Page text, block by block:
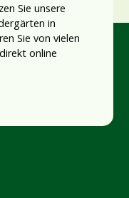
Sie unsere
in
Sie von vielen
online